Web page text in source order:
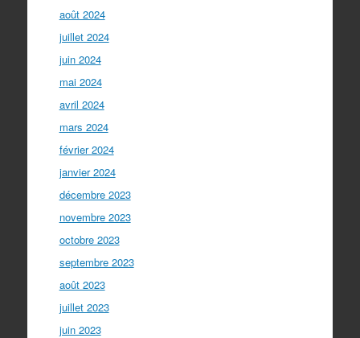
août 2024
juillet 2024
juin 2024
mai 2024
avril 2024
mars 2024
février 2024
janvier 2024
décembre 2023
novembre 2023
octobre 2023
septembre 2023
août 2023
juillet 2023
juin 2023